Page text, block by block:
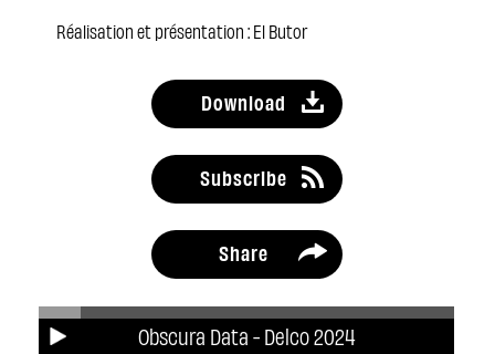
Obscura Data - Delco 2024
Réalisation et présentation : El Butor
Download
Subscribe
Share